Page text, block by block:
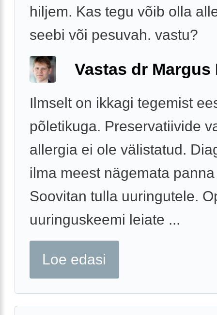
hiljem. Kas tegu võib olla
seebi või pesuvah. vastu?
Vastas dr Margus
Ilmselt on ikkagi tegemist
põletikuga. Preservatiivide
allergia ei ole välistatud.
ilma meest nägemata
Soovitan tulla uuringutele.
uuringuskeemi leiate ...
Loe edasi